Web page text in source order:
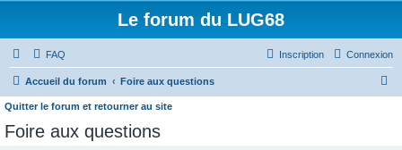
Le forum du LUG68
FAQ Connexion
Inscription
Accueil du forum Foire aux questions
Quitter le forum et retourner au site
Foire aux questions